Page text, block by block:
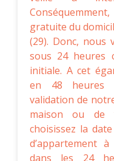
gratuite du
(29). Donc, nous
sous 24 heures
initiale. A cet
en 48 heures
validation de
maison ou de
choisissez la
d’appartement
dans les 24